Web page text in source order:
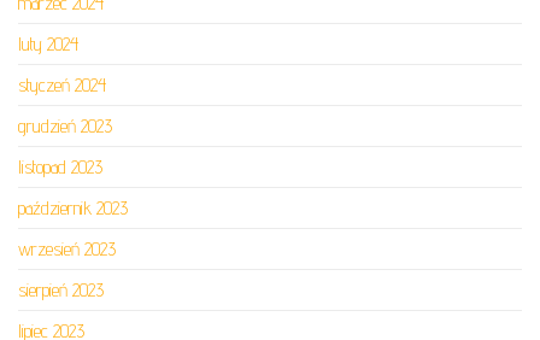
luty 2024
styczeń 2024
grudzień 2023
listopad 2023
październik 2023
wrzesień 2023
sierpień 2023
lipiec 2023